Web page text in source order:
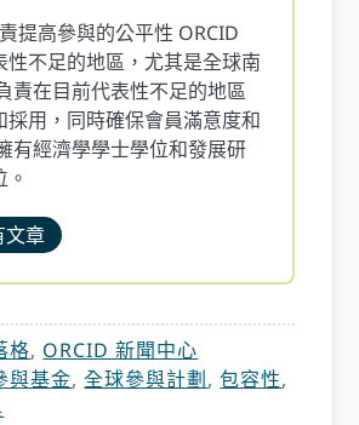
提高參與的公平性 ORCID
性不足的地區，尤其是全球南
責在目前代表性不足的地區
採用，同時確保會員滿意度和
有經濟學學士學位和發展研
文章
格, ORCID 新聞中心
與基金,全球參與計劃,包容性,